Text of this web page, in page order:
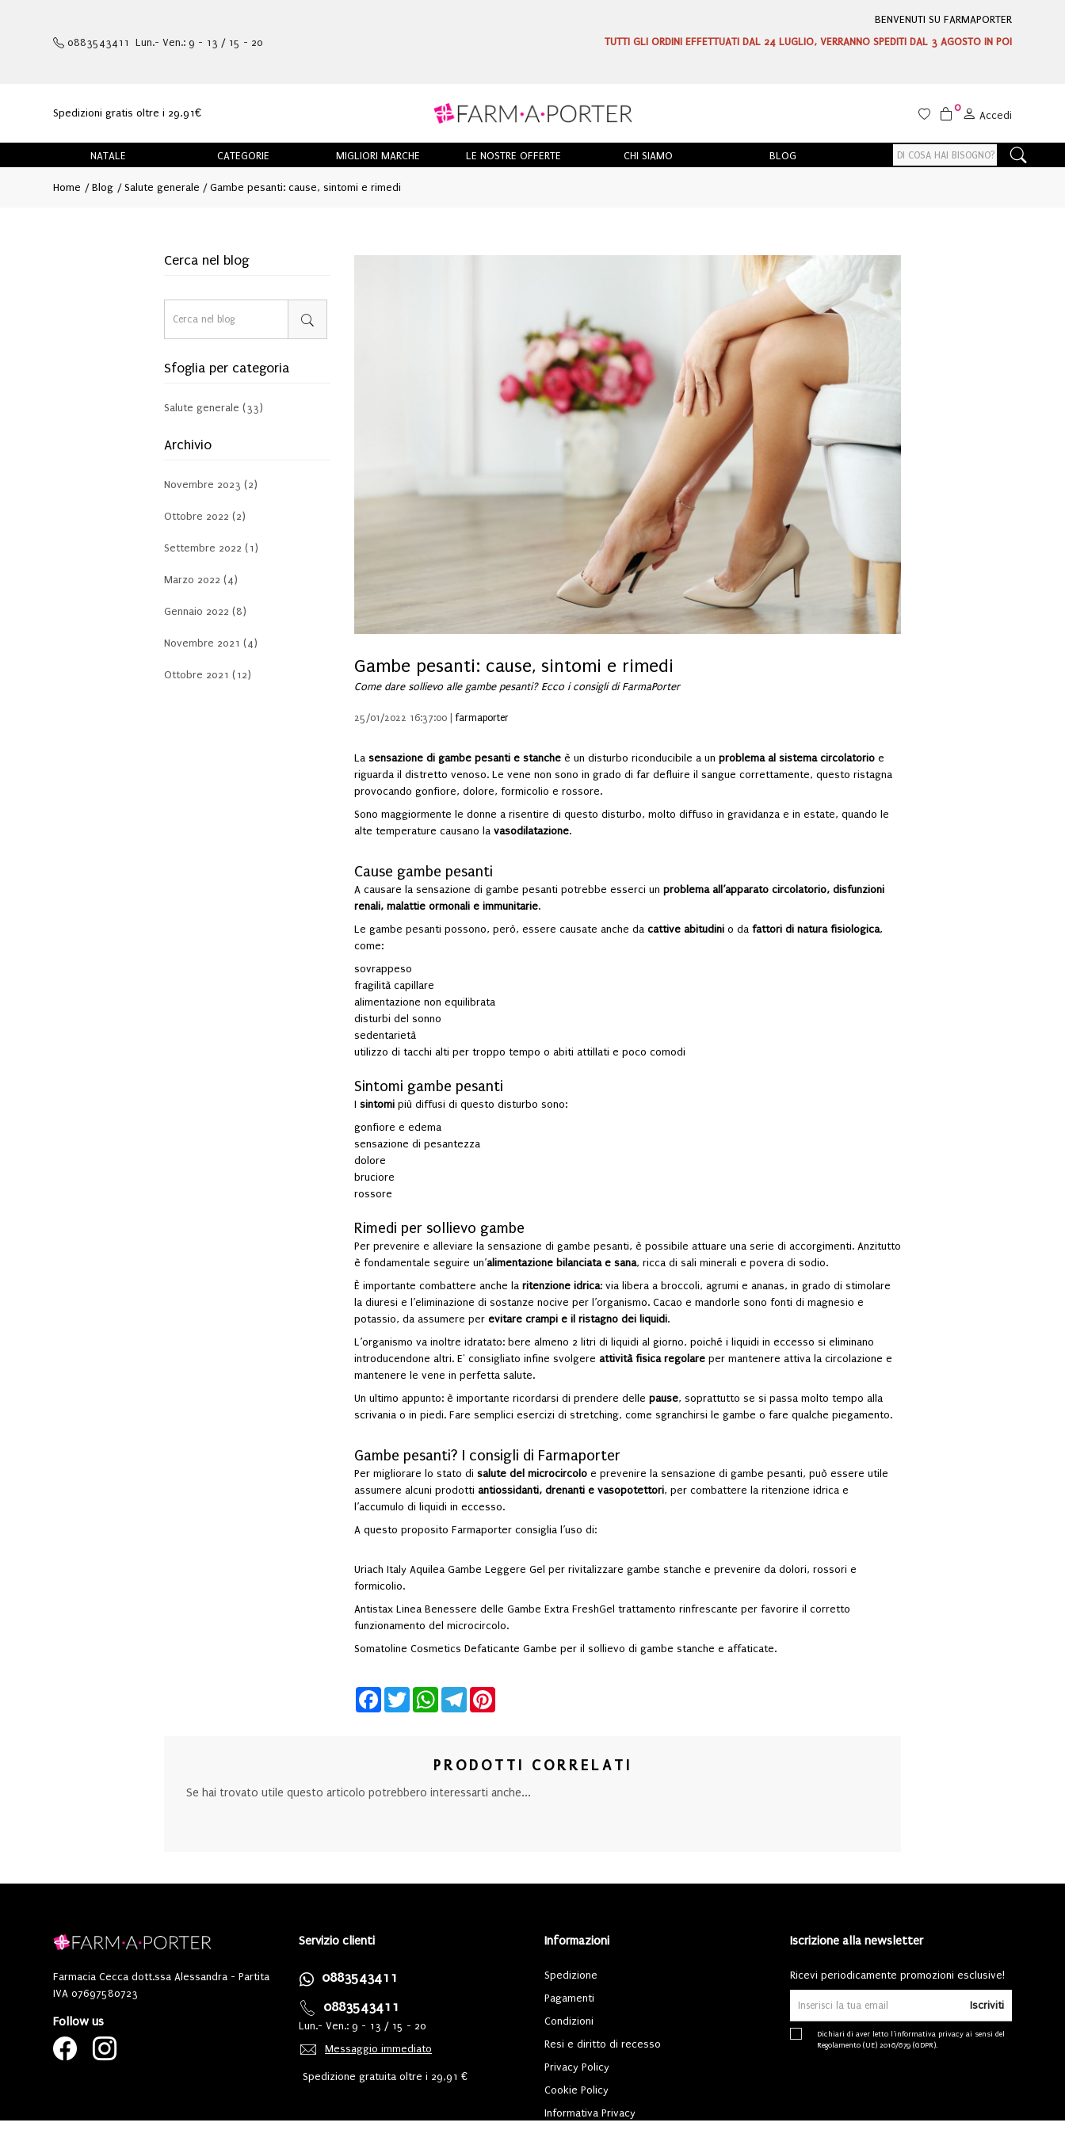
0883543411 Lun.- Ven.: 9 - 13 / 15 - 20
BENVENUTI SU FARMAPORTER
TUTTI GLI ORDINI EFFETTUATI DAL 24 LUGLIO, VERRANNO SPEDITI DAL 3 AGOSTO IN POI
Spedizioni gratis oltre i 29,91€ 0
Accedi
NATALE CATEGORIE MIGLIORI MARCHE LE NOSTRE OFFERTE CHI SIAMO BLOG
Home Blog Salute generale Gambe pesanti: cause, sintomi e rimedi
Cerca nel blog
Sfoglia per categoria
Salute generale (33)
Archivio
Novembre 2023 (2)
Ottobre 2022 (2)
Settembre 2022 (1)
Marzo 2022 (4)
Gennaio 2022 (8)
Novembre 2021 (4)
Ottobre 2021 (12) Gambe pesanti: cause, sintomi e rimedi
Come dare sollievo alle gambe pesanti? Ecco i consigli di FarmaPorter
25/01/2022 16:37:00 |farmaporter
La sensazione di gambe pesanti e stanche è un disturbo riconducibile a un problema al sistema circolatorio e
riguarda il distretto venoso. Le vene non sono in grado di far defluire il sangue correttamente, questo ristagna
provocando gonfiore, dolore, formicolio e rossore.
Sono maggiormente le donne a risentire di questo disturbo, molto diffuso in gravidanza e in estate, quando le
alte temperature causano la vasodilatazione.
Cause gambe pesanti
A causare la sensazione di gambe pesanti potrebbe esserci un problema all’apparato circolatorio, disfunzioni
renali, malattie ormonali e immunitarie.
Le gambe pesanti possono, però, essere causate anche da cattive abitudini o da fattori di natura fisiologica,
come:
sovrappeso
fragilità capillare
alimentazione non equilibrata
disturbi del sonno
sedentarietà
utilizzo di tacchi alti per troppo tempo o abiti attillati e poco comodi
Sintomi gambe pesanti
I sintomi più diffusi di questo disturbo sono:
gonfiore e edema
sensazione di pesantezza
dolore
bruciore
rossore
Rimedi per sollievo gambe
Per prevenire e alleviare la sensazione di gambe pesanti, è possibile attuare una serie di accorgimenti. Anzitutto
è fondamentale seguire un’alimentazione bilanciata e sana, ricca di sali minerali e povera di sodio.
È importante combattere anche la ritenzione idrica: via libera a broccoli, agrumi e ananas, in grado di stimolare
la diuresi e l’eliminazione di sostanze nocive per l’organismo. Cacao e mandorle sono fonti di magnesio e
potassio, da assumere per evitare crampi e il ristagno dei liquidi.
L’organismo va inoltre idratato: bere almeno 2 litri di liquidi al giorno, poiché i liquidi in eccesso si eliminano
introducendone altri. E' consigliato infine svolgere attività fisica regolare per mantenere attiva la circolazione e
mantenere le vene in perfetta salute.
Un ultimo appunto: è importante ricordarsi di prendere delle pause, soprattutto se si passa molto tempo alla
scrivania o in piedi. Fare semplici esercizi di stretching, come sgranchirsi le gambe o fare qualche piegamento.
Gambe pesanti? I consigli di Farmaporter
Per migliorare lo stato di salute del microcircolo e prevenire la sensazione di gambe pesanti, può essere utile
assumere alcuni prodotti antiossidanti, drenanti e vasopotettori, per combattere la ritenzione idrica e
l’accumulo di liquidi in eccesso.
A questo proposito Farmaporter consiglia l’uso di:
Uriach Italy Aquilea Gambe Leggere Gel per rivitalizzare gambe stanche e prevenire da dolori, rossori e
formicolio.
Antistax Linea Benessere delle Gambe Extra FreshGel trattamento rinfrescante per favorire il corretto
funzionamento del microcircolo.
Somatoline Cosmetics Defaticante Gambe per il sollievo di gambe stanche e affaticate.
FacebookTwitterWhatsAppTelegram
PRODOTTI CORRELATI
Se hai trovato utile questo articolo potrebbero interessarti anche...
Farmacia Cecca dott.ssa Alessandra - Partita
IVA 07697580723
Follow us
Servizio clienti
0883543411
0883543411
Lun.- Ven.: 9 - 13 / 15 - 20
Messaggio immediato
Spedizione gratuita oltre i 29,91 €
Informazioni
Spedizione
Pagamenti
Condizioni
Resi e diritto di recesso
Privacy Policy
Cookie Policy
Informativa Privacy
Iscrizione alla newsletter
Ricevi periodicamente promozioni esclusive!
Iscriviti
Dichiari di aver letto l'informativa privacy ai sensi del
Regolamento (UE) 2016/679 (GDPR).